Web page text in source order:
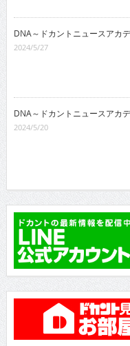
DNA～ドカントニュースアカ
2024/5/27
DNA～ドカントニュースアカ
2024/5/20